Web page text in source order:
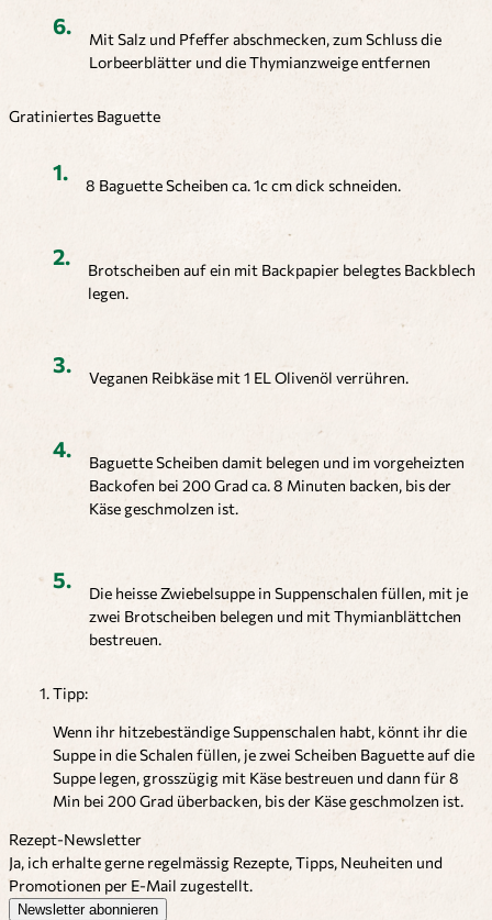
Mit Salz und Pfeffer abschmecken, zum Schluss die
Lorbeerblätter und die Thymianzweige entfernen
Gratiniertes Baguette
8 Baguette Scheiben ca. 1c cm dick schneiden.
Brotscheiben auf ein mit Backpapier belegtes Backblech
legen.
Veganen Reibkäse mit 1 EL Olivenöl verrühren.
Baguette Scheiben damit belegen und im vorgeheizten
Backofen bei 200 Grad ca. 8 Minuten backen, bis der
Käse geschmolzen ist.
Die heisse Zwiebelsuppe in Suppenschalen füllen, mit je
zwei Brotscheiben belegen und mit Thymianblättchen
bestreuen.
Tipp:
Wenn ihr hitzebeständige Suppenschalen habt, könnt ihr die
Suppe in die Schalen füllen, je zwei Scheiben Baguette auf die
Suppe legen, grosszügig mit Käse bestreuen und dann für 8
Min bei 200 Grad überbacken, bis der Käse geschmolzen ist.
Rezept-Newsletter
Ja, ich erhalte gerne regelmässig Rezepte, Tipps, Neuheiten und
Promotionen per E-Mail zugestellt.
Newsletter abonnieren